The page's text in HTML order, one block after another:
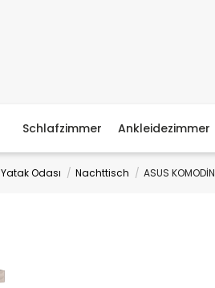
Schlafzimmer Ankleidezimmer
Yatak Odası Nachttisch ASUS KOMODİN